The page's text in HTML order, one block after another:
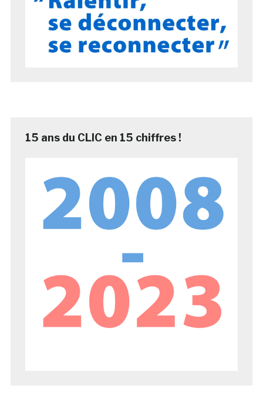
15 ans du CLIC en 15 chiffres !